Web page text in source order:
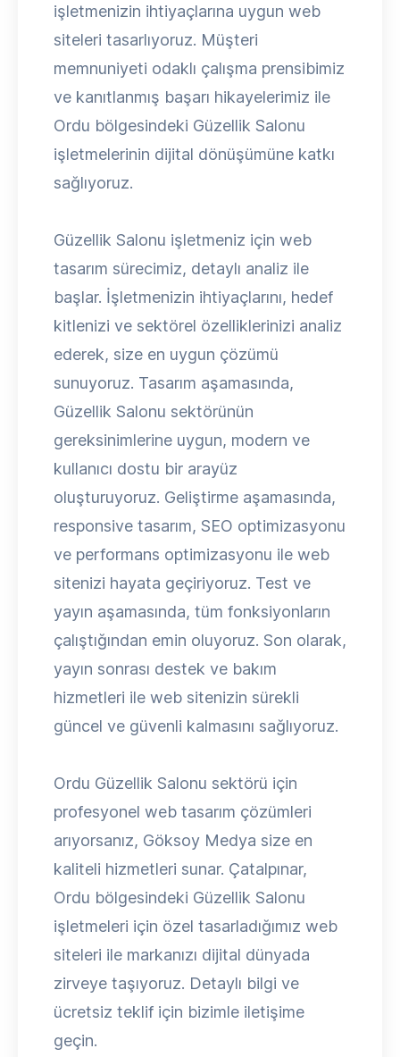
işletmenizin ihtiyaçlarına uygun web
siteleri tasarlıyoruz. Müşteri
memnuniyeti odaklı çalışma prensibimiz
ve kanıtlanmış başarı hikayelerimiz ile
Ordu bölgesindeki Güzellik Salonu
işletmelerinin dijital dönüşümüne katkı
sağlıyoruz.
Güzellik Salonu işletmeniz için web
tasarım sürecimiz, detaylı analiz ile
başlar. İşletmenizin ihtiyaçlarını, hedef
kitlenizi ve sektörel özelliklerinizi analiz
ederek, size en uygun çözümü
sunuyoruz. Tasarım aşamasında,
Güzellik Salonu sektörünün
gereksinimlerine uygun, modern ve
kullanıcı dostu bir arayüz
oluşturuyoruz. Geliştirme aşamasında,
responsive tasarım, SEO optimizasyonu
ve performans optimizasyonu ile web
sitenizi hayata geçiriyoruz. Test ve
yayın aşamasında, tüm fonksiyonların
çalıştığından emin oluyoruz. Son olarak,
yayın sonrası destek ve bakım
hizmetleri ile web sitenizin sürekli
güncel ve güvenli kalmasını sağlıyoruz.
Ordu Güzellik Salonu sektörü için
profesyonel web tasarım çözümleri
arıyorsanız, Göksoy Medya size en
kaliteli hizmetleri sunar. Çatalpınar,
Ordu bölgesindeki Güzellik Salonu
işletmeleri için özel tasarladığımız web
siteleri ile markanızı dijital dünyada
zirveye taşıyoruz. Detaylı bilgi ve
ücretsiz teklif için bizimle iletişime
geçin.